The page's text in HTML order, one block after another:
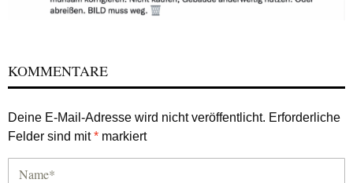
KOMMENTARE
Deine E-Mail-Adresse wird nicht veröffentlicht. Erforderliche
Felder sind mit* markiert